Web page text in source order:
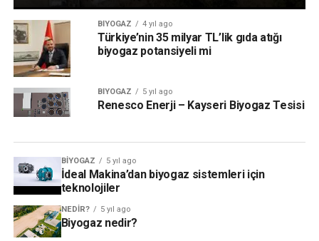
BIYOGAZ 4 yıl ago
Türkiye’nin 35 milyar TL’lik gıda atığı
biyogaz potansiyeli mi
BIYOGAZ 5 yıl ago
Renesco Enerji – Kayseri Biyogaz Tesisi
BIYOGAZ 5 yıl ago
İdeal Makina’dan biyogaz sistemleri için
teknolojiler
NEDIR? 5 yıl ago
Biyogaz nedir?